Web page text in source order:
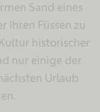
Sand eines
Ihren Füssen zu
historischer
nur einige der
Urlaub